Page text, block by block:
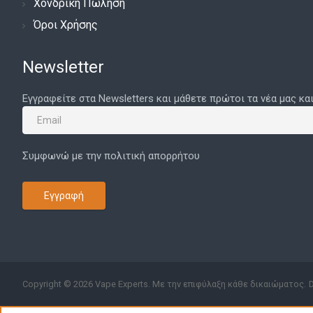
Serisvape
Sirius Mod
SKNKWORX
Smarter
Smok
Smokerstore
Snowwolf
Χονδρική Πώληση
Όροι Χρήσης
Newsletter
Εγγραφείτε στα Newsletters και μάθετε πρώτοι τα νέα μας
Συμφωνώ με την πολιτική απορρήτου
Εγγραφή
Copyright © 2026 Vape Experts. Με την επιφύλαξη κάθε δικαιώματος.